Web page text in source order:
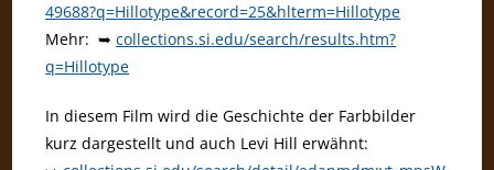
49688?q=Hillotype&record=25&hlterm=Hillotype
Mehr: ➥collections.si.edu/search/results.htm?
q=Hillotype
In diesem Film wird die Geschichte der Farbbilder
kurz dargestellt und auch Levi Hill erwähnt: